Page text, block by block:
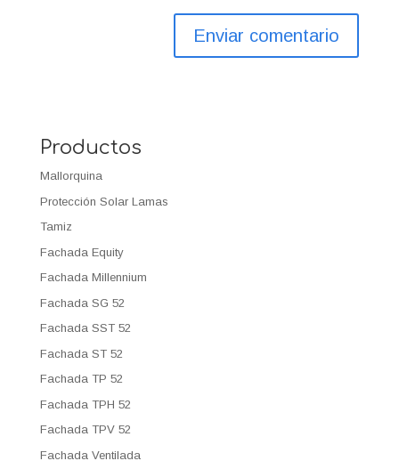
Productos
Mallorquina
Protección Solar Lamas
Tamiz
Fachada Equity
Fachada Millennium
Fachada SG 52
Fachada SST 52
Fachada ST 52
Fachada TP 52
Fachada TPH 52
Fachada TPV 52
Fachada Ventilada